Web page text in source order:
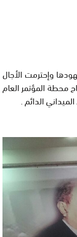
وإحترمت الأجال
محطة المؤتمر العام
الدائم .